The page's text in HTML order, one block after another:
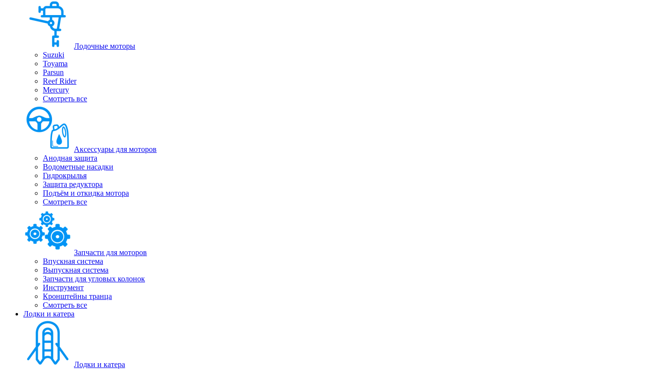
Лодочные моторы
Suzuki
Toyama
Parsun
Reef Rider
Mercury
Смотреть все
Аксессуары для моторов
Анодная защита
Водометные насадки
Гидрокрылья
Защита редуктора
Подъём и откидка мотора
Смотреть все
Запчасти для моторов
Впускная система
Выпускная система
Запчасти для угловых колонок
Инструмент
Кронштейны транца
Смотреть все
Лодки и катера
Лодки и катера